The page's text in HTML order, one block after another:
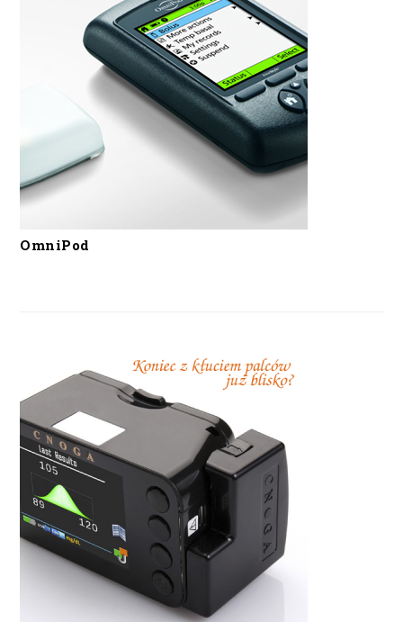
OmniPod